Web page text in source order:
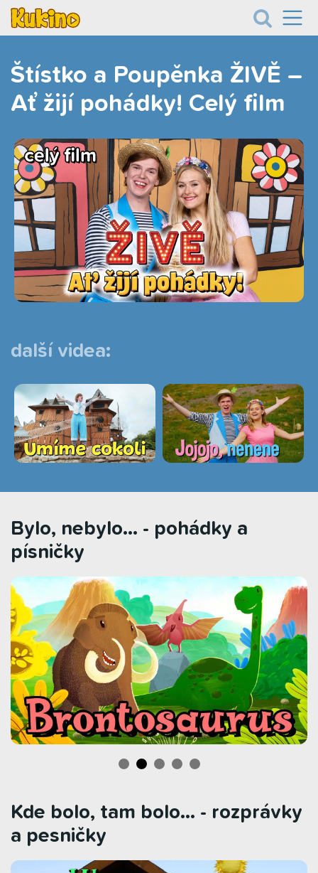
Štístko a Poupěnka ŽIVĚ –
Ať žijí pohádky! Celý film
další videa:
Bylo, nebylo... - pohádky a
písničky
Kde bolo, tam bolo… - rozprávky
a pesničky